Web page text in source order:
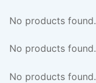
No products found.
No products found.
No products found.